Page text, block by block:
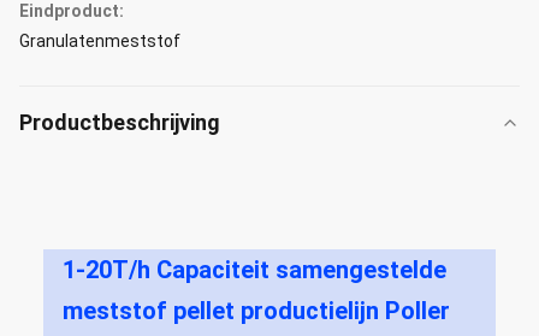
Eindproduct:
Granulatenmeststof
Productbeschrijving
1-20T/h Capaciteit samengestelde
meststof pellet productielijn Poller